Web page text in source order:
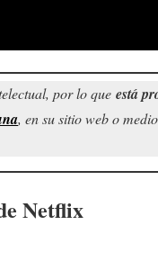
por lo que está
, en su sitio web o
Netflix